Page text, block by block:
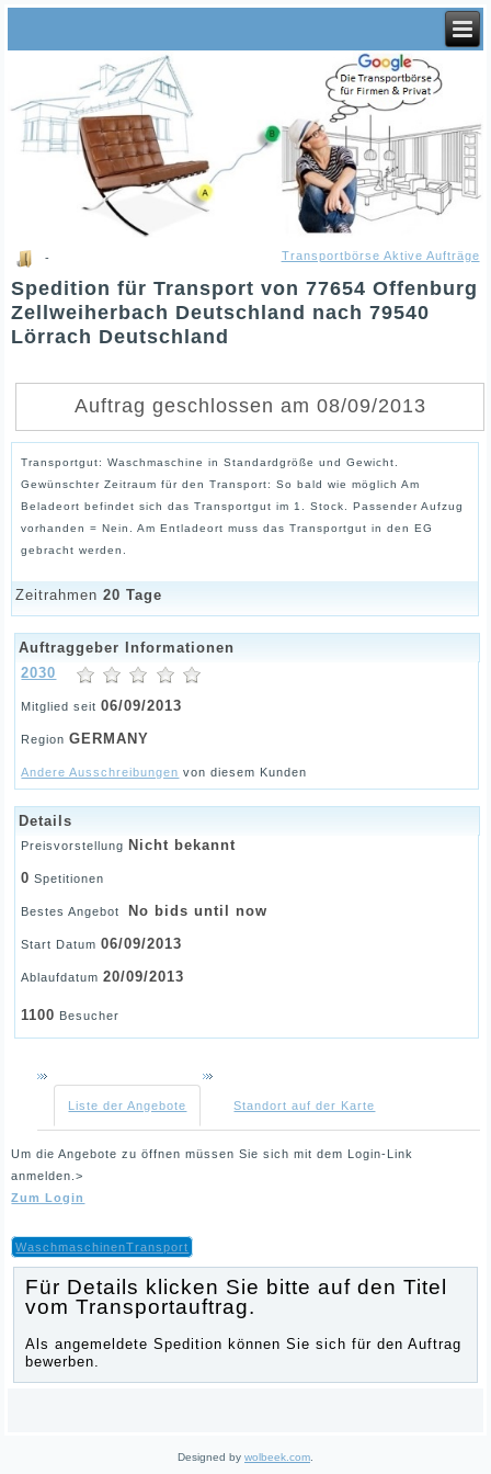
- Transportbörse Aktive Aufträge
Spedition für Transport von 77654 Offenburg
Zellweiherbach Deutschland nach 79540
Lörrach Deutschland
Auftrag geschlossen am 08/09/2013
Transportgut: Waschmaschine in Standardgröße und Gewicht.
Gewünschter Zeitraum für den Transport: So bald wie möglich Am
Beladeort befindet sich das Transportgut im 1. Stock. Passender Aufzug
vorhanden = Nein. Am Entladeort muss das Transportgut in den EG
gebracht werden.
Zeitrahmen 20 Tage
Auftraggeber Informationen
2030
Mitglied seit06/09/2013
RegionGERMANY
Andere Ausschreibungen von diesem Kunden
Details
Preisvorstellung Nicht bekannt
0 Spetitionen
Bestes Angebot No bids until now
Start Datum06/09/2013
Ablaufdatum20/09/2013
1100 Besucher
Liste der Angebote Standort auf der Karte
Um die Angebote zu öffnen müssen Sie sich mit dem Login-Link
anmelden.>
Zum Login
WaschmaschinenTransport
Für Details klicken Sie bitte auf den Titel
vom Transportauftrag.
Als angemeldete Spedition können Sie sich für den Auftrag
bewerben.
Designed by wolbeek.com